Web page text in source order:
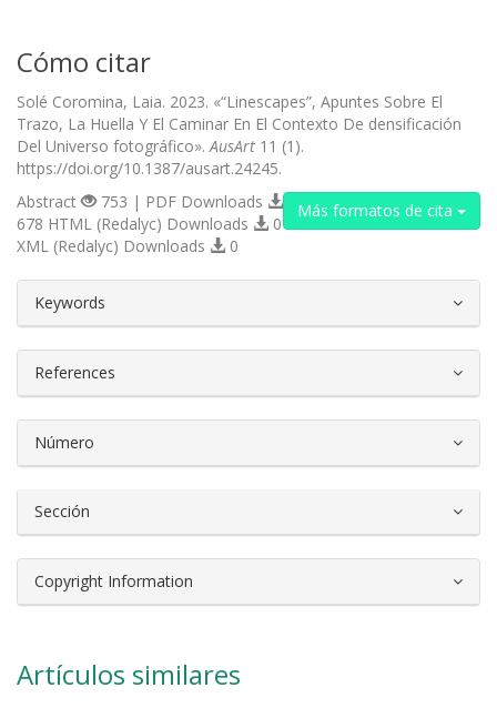
Cómo citar
Solé Coromina, Laia. 2023. «“Linescapes”, Apuntes Sobre El
Trazo, La Huella Y El Caminar En El Contexto De densificación
Del Universo fotográfico».AusArt 11 (1).
https://doi.org/10.1387/ausart.24245.
Más formatos de cita
Abstract
753 | PDF Downloads
678 HTML (Redalyc) Downloads
0
XML (Redalyc) Downloads
0
Keywords
References
Número
Sección
Copyright Information
Artículos similares